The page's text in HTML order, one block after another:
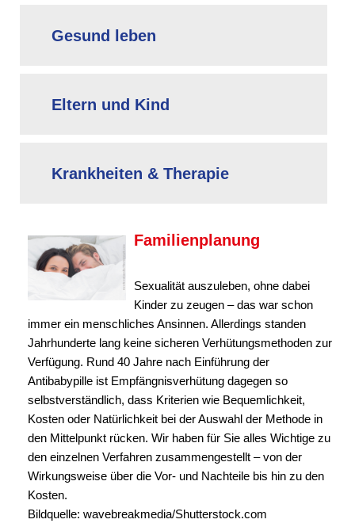
Gesund leben
Eltern und Kind
Krankheiten & Therapie
Familienplanung
Sexualität auszuleben, ohne dabei
Kinder zu zeugen – das war schon
immer ein menschliches Ansinnen. Allerdings standen
Jahrhunderte lang keine sicheren Verhütungsmethoden zur
Verfügung. Rund 40 Jahre nach Einführung der
Antibabypille ist Empfängnisverhütung dagegen so
selbstverständlich, dass Kriterien wie Bequemlichkeit,
Kosten oder Natürlichkeit bei der Auswahl der Methode in
den Mittelpunkt rücken. Wir haben für Sie alles Wichtige zu
den einzelnen Verfahren zusammengestellt – von der
Wirkungsweise über die Vor- und Nachteile bis hin zu den
Kosten.
Bildquelle: wavebreakmedia/Shutterstock.com